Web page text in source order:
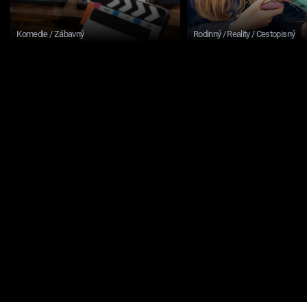
Komedie / Zábavný Rodinný / Reality / Cestopisný